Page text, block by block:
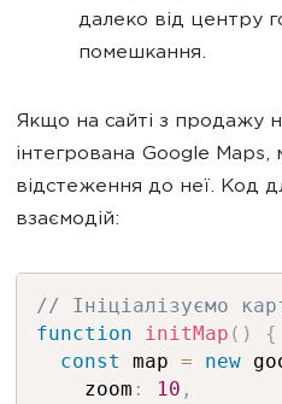
далеко від центру
помешкання.
Якщо на сайті з продажу
інтегрована Google
відстеження до неї. Код
взаємодій:
// Ініціалізуємо
function
initMap ( )
{
const map = new
    zoom
: 10 ,